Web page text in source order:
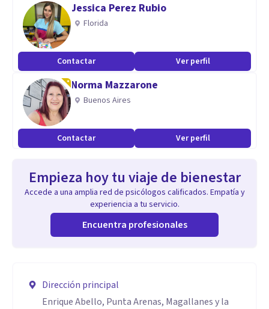
Jessica Perez Rubio
Florida
Contactar Ver perfil
Norma Mazzarone
Buenos Aires
Contactar Ver perfil
Empieza hoy tu viaje de bienestar
Accede a una amplia red de psicólogos calificados. Empatía y
experiencia a tu servicio.
Encuentra profesionales
Dirección principal
Enrique Abello, Punta Arenas, Magallanes y la